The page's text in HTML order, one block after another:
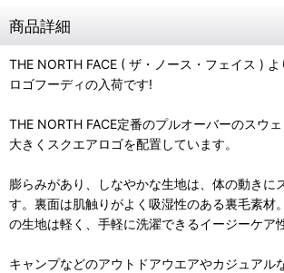
商品詳細
THE NORTH FACE ( ザ・ノース・フェイス )
ロゴフーディの入荷です!
THE NORTH FACE定番のプルオーバーのスウ
大きくスクエアロゴを配置しています。
膨らみがあり、しなやかな生地は、体の動きに
す。裏面は肌触りがよく吸湿性のある裏毛素材
の生地は軽く、手軽に洗濯できるイージーケア
キャンプなどのアウトドアウエアやカジュアル